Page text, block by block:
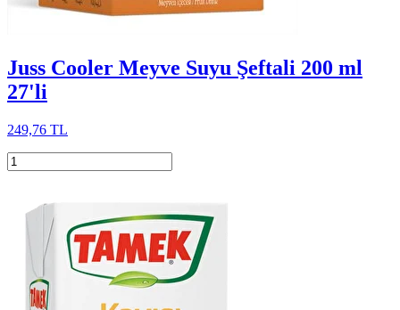
Juss Cooler Meyve Suyu Şeftali 200 ml
27'li
249,76 TL